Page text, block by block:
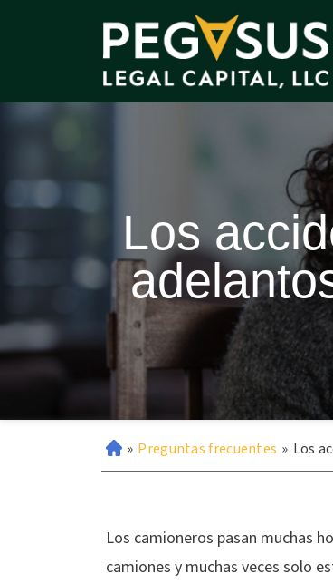
Los
» Preguntas frecuentes » Los
Los camioneros pasan muchas
camiones y muchas veces solo